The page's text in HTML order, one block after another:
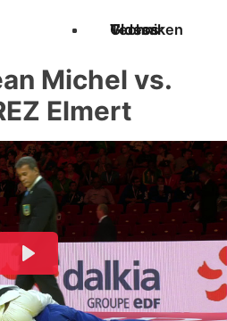
Techniken
Videos
Glossar
Michel vs.
Elmert